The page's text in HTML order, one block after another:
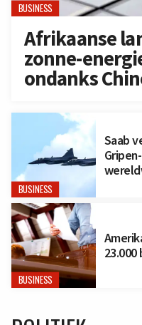
BUSINESS
Afrikaanse
zonne-
ondanks
BUSINESS
Saab
BUSINESS